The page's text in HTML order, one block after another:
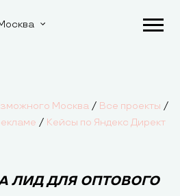
Москва / Все проекты /
/ Кейсы по Яндекс Директ
ЛИД ДЛЯ ОПТОВОГО